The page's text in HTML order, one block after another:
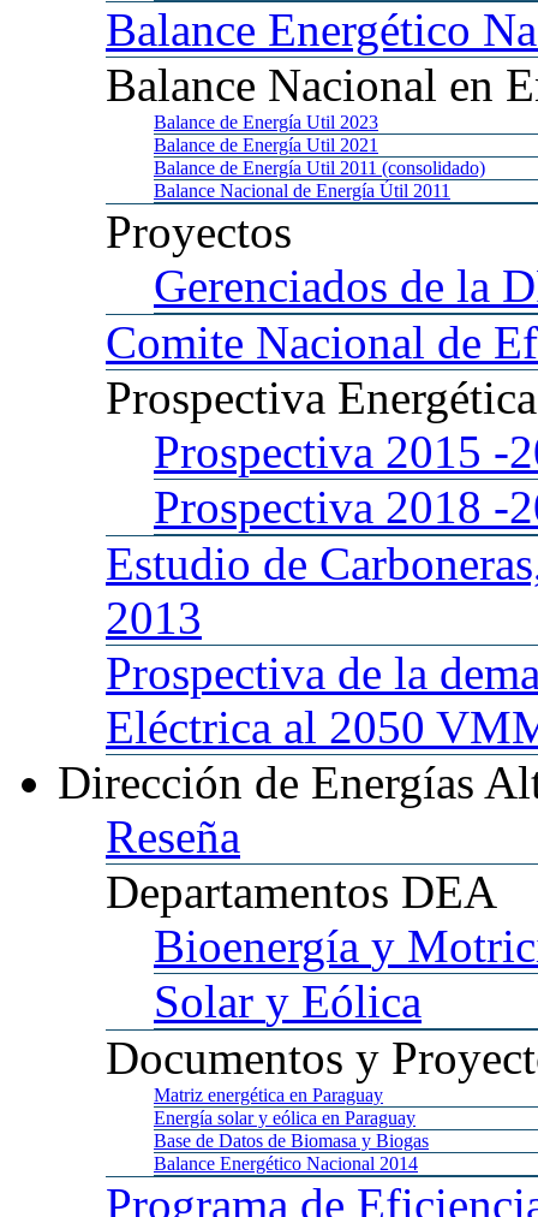
Balance Energético
Balance Nacional en
Balance de Energía Util 2023
Balance de Energía Util 2021
Balance de Energía Util 2011 (consolidado)
Balance Nacional de Energía Útil 2011
Proyectos
Gerenciados de la
Comite Nacional de
Prospectiva
Prospectiva 2015 -
Prospectiva 2018 -
Estudio de
2013
Prospectiva de la
Eléctrica al 2050
Dirección de Energías
Reseña
Departamentos DEA
Bioenergía y
Solar y Eólica
Documentos y
Matriz energética en Paraguay
Energía solar y eólica en Paraguay
Base de Datos de Biomasa y Biogas
Balance Energético Nacional 2014
Programa de